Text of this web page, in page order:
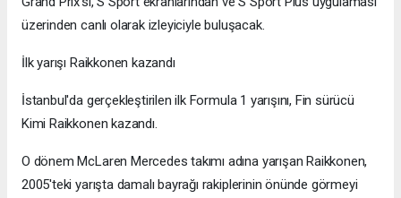
üzerinden canlı olarak izleyiciyle buluşacak.
İlk yarışı Raikkonen kazandı
İstanbul'da gerçekleştirilen ilk Formula 1 yarışını, Fin sürücü
Kimi Raikkonen kazandı.
O dönem McLaren Mercedes takımı adına yarışan Raikkonen,
2005'teki yarışta damalı bayrağı rakiplerinin önünde görmeyi